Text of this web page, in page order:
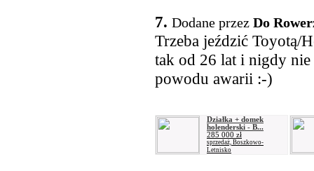
7. Dodane przez Do
Trzeba jeździć Toyotą/
tak od 26 lat i nigdy nie
powodu awarii :-)
Działka + domek
holenderski - B...
285 000 zł
sprzedaż, Boszkowo-
Letnisko